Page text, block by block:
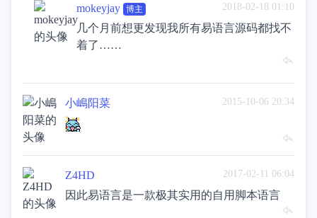
2018-02-18 01:10
mokeyjay 博主
几个月前想更发现我所有易语言源码都找不
着了……
2015-10-06 20:34
小嶋阳菜
2017-02-11 06:04
Z4HD
因此易语言是一款极其实用的自用脚本语言